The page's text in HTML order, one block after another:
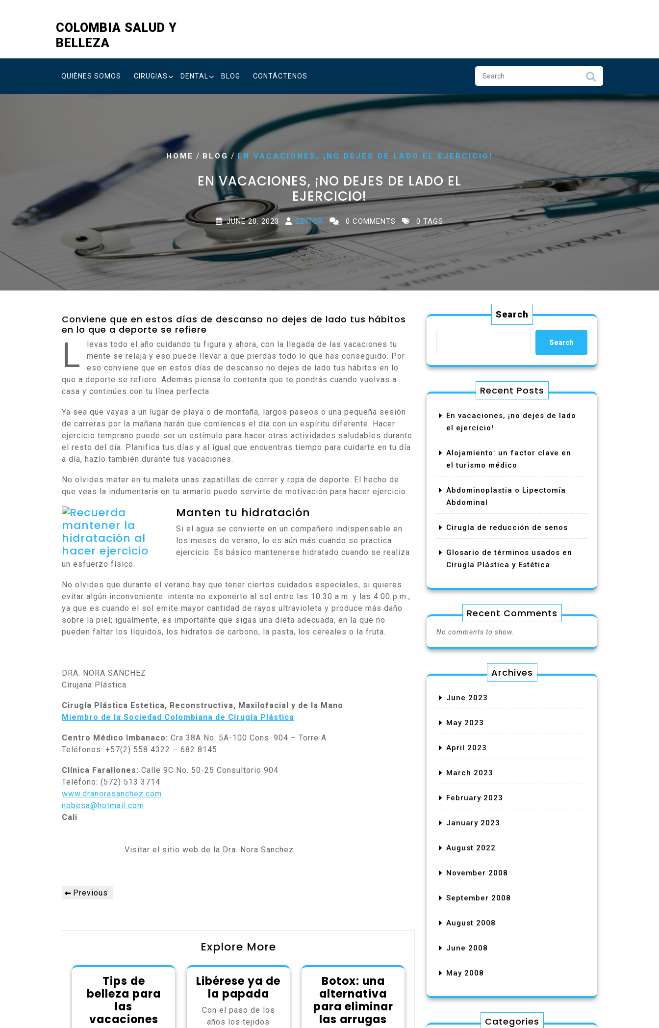
COLOMBIA SALUD Y
BELLEZA
QUIÉNES SOMOS CIRUGIAS DENTAL BLOG CONTÁCTENOS
HOME / BLOG /EN VACACIONES, ¡NO DEJES DE LADO EL EJERCICIO!
EN VACACIONES, ¡NO DEJES DE LADO EL
EJERCICIO!
JUNE 20, 2023 EDITOR 0 COMMENTS 0 TAGS
Conviene que en estos días de descanso no dejes de lado tus hábitos
en lo que a deporte se refiere
L
levas todo el año cuidando tu figura y ahora, con la llegada de las vacaciones tu
mente se relaja y eso puede llevar a que pierdas todo lo que has conseguido. Por
eso conviene que en estos días de descanso no dejes de lado tus hábitos en lo
que a deporte se refiere. Además piensa lo contenta que te pondrás cuando vuelvas a
casa y continúes con tu línea perfecta.
Ya sea que vayas a un lugar de playa o de montaña, largos paseos o una pequeña sesión
de carreras por la mañana harán que comiences el día con un espíritu diferente. Hacer
ejercicio temprano puede ser un estímulo para hacer otras actividades saludables durante
el resto del día. Planifica tus días y al igual que encuentras tiempo para cuidarte en tu día
a día, hazlo también durante tus vacaciones.
No olvides meter en tu maleta unas zapatillas de correr y ropa de deporte. El hecho de
que veas la indumentaria en tu armario puede servirte de motivación para hacer ejercicio.
Manten tu hidratación
Si el agua se convierte en un compañero indispensable en
los meses de verano, lo es aún más cuando se practica
ejercicio. Es básico mantenerse hidratado cuando se realiza
un esfuerzo físico.
No olvides que durante el verano hay que tener ciertos cuidados especiales, si quieres
evitar algún inconveniente: intenta no exponerte al sol entre las 10:30 a.m. y las 4:00 p.m.,
ya que es cuando el sol emite mayor cantidad de rayos ultravioleta y produce más daño
sobre la piel; igualmente, es importante que sigas una dieta adecuada, en la que no
pueden faltar los líquidos, los hidratos de carbono, la pasta, los cereales o la fruta.
DRA. NORA SANCHEZ
Cirujana Plástica
Cirugía Plástica Estetica, Reconstructiva, Maxilofacial y de la Mano
Miembro de la Sociedad Colombiana de Cirugía Plástica
Centro Médico Imbanaco: Cra 38A No. 5A-100 Cons. 904 – Torre A
Teléfonos: +57(2) 558 4322 – 682 8145
Clínica Farallones: Calle 9C No. 50-25 Consultorio 904
Teléfono: (572) 513 3714
www.dranorasanchez.com
nobesa@hotmail.com
Cali
Visitar el sitio web de la Dra. Nora Sanchez
Post
navigation
Previous
Previous
Explore More
Tips de
belleza para
las
vacaciones
Libérese ya de
la papada
Con el paso de los
años los tejidos
Botox: una
alternativa
para eliminar
las arrugas
Search
Search
Recent Posts
En vacaciones, ¡no dejes de lado
el ejercicio!
Alojamiento: un factor clave en
el turismo médico
Abdominoplastia o Lipectomía
Abdominal
Cirugía de reducción de senos
Glosario de términos usados en
Cirugía Plástica y Estética
Recent Comments
No comments to show.
Archives
June 2023
May 2023
April 2023
March 2023
February 2023
January 2023
August 2022
November 2008
September 2008
August 2008
June 2008
May 2008
Categories